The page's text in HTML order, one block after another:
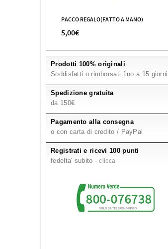
PACCO REGALO(FATTO A MANO)
5,00€
Prodotti 100% originali
Soddisfatti o rimborsati fino a 15 giorni
Spedizione gratuita
da 150€
Pagamento alla consegna
o con carta di credito / PayPal
Registrati e ricevi 100 punti
fedelta' subito -clicca